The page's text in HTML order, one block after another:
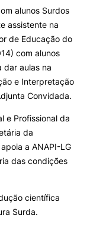
alunos Surdos
assistente na
de Educação do
com alunos
dar aulas na
e Interpretação
Convidada.
e Profissional da
da
a ANAPI-LG
das condições
científica
Surda.